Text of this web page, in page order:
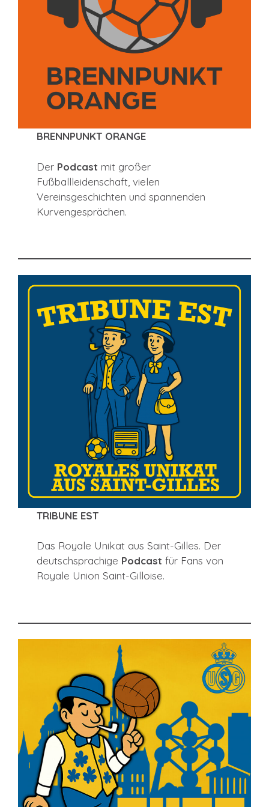
BRENNPUNKT ORANGE
Der Podcast mit großer
Fußballleidenschaft, vielen
Vereinsgeschichten und spannenden
Kurvengesprächen.
TRIBUNE EST
Das Royale Unikat aus Saint-Gilles. Der
deutschsprachige Podcast für Fans von
Royale Union Saint-Gilloise.